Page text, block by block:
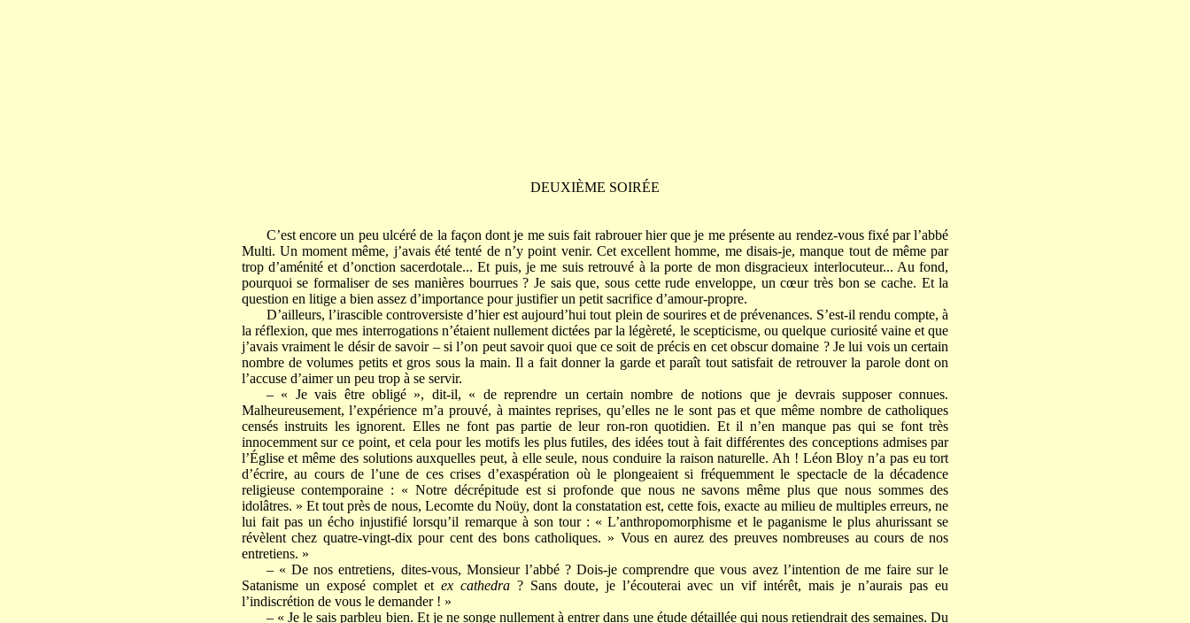
DEUXIÈME SOIRÉE
C’est encore un peu ulcéré de la façon dont je me suis fait rabrouer hier que je me présente au rendez-vous fixé par l’abbé
Multi. Un moment même, j’avais été tenté de n’y point venir. Cet excellent homme, me disais-je, manque tout de même par
trop d’aménité et d’onction sacerdotale... Et puis, je me suis retrouvé à la porte de mon disgracieux interlocuteur... Au fond,
pourquoi se formaliser de ses manières bourrues ? Je sais que, sous cette rude enveloppe, un cœur très bon se cache. Et la
question en litige a bien assez d’importance pour justifier un petit sacrifice d’amour-propre.
D’ailleurs, l’irascible controversiste d’hier est aujourd’hui tout plein de sourires et de prévenances. S’est-il rendu compte, à
la réflexion, que mes interrogations n’étaient nullement dictées par la légèreté, le scepticisme, ou quelque curiosité vaine et que
j’avais vraiment le désir de savoir – si l’on peut savoir quoi que ce soit de précis en cet obscur domaine ? Je lui vois un certain
nombre de volumes petits et gros sous la main. Il a fait donner la garde et paraît tout satisfait de retrouver la parole dont on
l’accuse d’aimer un peu trop à se servir.
– « Je vais être obligé », dit-il, « de reprendre un certain nombre de notions que je devrais supposer connues.
Malheureusement, l’expérience m’a prouvé, à maintes reprises, qu’elles ne le sont pas et que même nombre de catholiques
censés instruits les ignorent. Elles ne font pas partie de leur ron-ron quotidien. Et il n’en manque pas qui se font très
innocemment sur ce point, et cela pour les motifs les plus futiles, des idées tout à fait différentes des conceptions admises par
l’Église et même des solutions auxquelles peut, à elle seule, nous conduire la raison naturelle. Ah ! Léon Bloy n’a pas eu tort
d’écrire, au cours de l’une de ces crises d’exaspération où le plongeaient si fréquemment le spectacle de la décadence
religieuse contemporaine : « Notre décrépitude est si profonde que nous ne savons même plus que nous sommes des
idolâtres. » Et tout près de nous, Lecomte du Noüy, dont la constatation est, cette fois, exacte au milieu de multiples erreurs, ne
lui fait pas un écho injustifié lorsqu’il remarque à son tour : « L’anthropomorphisme et le paganisme le plus ahurissant se
révèlent chez quatre-vingt-dix pour cent des bons catholiques. » Vous en aurez des preuves nombreuses au cours de nos
entretiens. »
– « De nos entretiens, dites-vous, Monsieur l’abbé ? Dois-je comprendre que vous avez l’intention de me faire sur le
Satanisme un exposé complet et ex cathedra? Sans doute, je l’écouterai avec un vif intérêt, mais je n’aurais pas eu
l’indiscrétion de vous le demander ! »
– « Je le sais parbleu bien. Et je ne songe nullement à entrer dans une étude détaillée qui nous retiendrait des semaines. Du